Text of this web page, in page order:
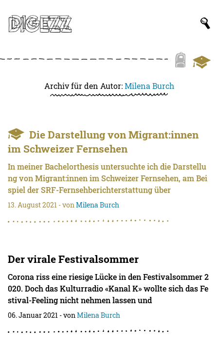
Archiv für den Autor:Milena Burch
Die Darstellung von Migrant:innen
im Schweizer Fernsehen
In meiner Bachelorthesis untersuchte ich die Darstellu
ng von Migrant:innen im Schweizer Fernsehen, am Bei
spiel der SRF-Fernsehberichterstattung über
13. August 2021 - vonMilena Burch
Der virale Festivalsommer
Corona riss eine riesige Lücke in den Festivalsommer 2
020. Doch das Kulturradio «Kanal K» wollte sich das Fe
stival-Feeling nicht nehmen lassen und
06. Januar 2021 - vonMilena Burch